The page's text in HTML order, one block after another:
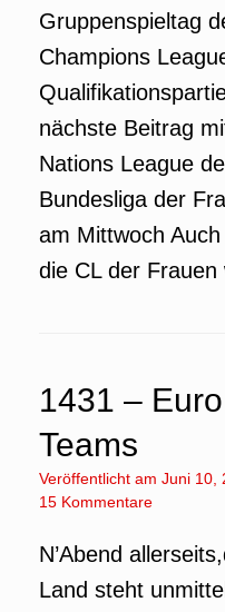
Gruppenspieltag
Champions
nächste Beitrag
Nations League
Bundesliga der
am Mittwoch
die CL der
1431 –
Teams
Veröffentlicht am Juni 10,
15 Kommentare
N’Abend
Land steht